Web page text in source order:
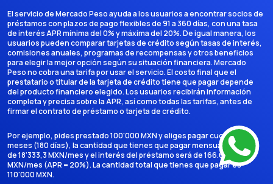
El servicio de Mercado Peso ayuda a los usuarios a encontrar socios de
préstamos con plazos de pago flexibles de 91 a 360 días, con una tasa
de interés APR mínima del 0% y máxima del 20%. De igual manera, los
usuarios pueden comparar tarjetas de crédito según tasas de interés,
comisiones anuales, programas de recompensas y otros beneficios
para elegir la mejor opción según su situación financiera. Mercado
Peso no cobra una tarifa por usar el servicio. El costo final que el
prestatario o titular de la tarjeta de crédito tiene que pagar depende
del producto financiero elegido. Los usuarios recibirán información
completa y precisa sobre la APR, así como todas las tarifas, antes de
firmar el contrato de préstamo o tarjeta de crédito.
Por ejemplo, pides prestado 100'000 MXN y eliges pagar cuotas en 6
meses (180 días), la cantidad que tienes que pagar mensualmente es
de 18'333,3 MXN/mes y el interés del préstamo será de 166.666,7
MXN/mes (APR = 20%). La cantidad total que tienes que pagar es
110'000 MXN.